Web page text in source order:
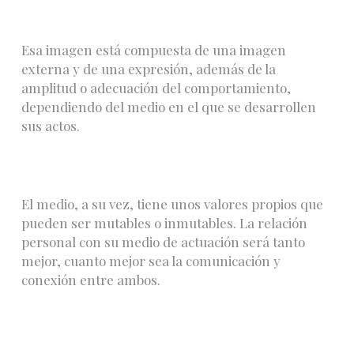
Esa imagen está compuesta de una imagen
externa y de una expresión, además de la
amplitud o adecuación del comportamiento,
dependiendo del medio en el que se desarrollen
sus actos.
El medio, a su vez, tiene unos valores propios que
pueden ser mutables o inmutables. La relación
personal con su medio de actuación será tanto
mejor, cuanto mejor sea la comunicación y
conexión entre ambos.